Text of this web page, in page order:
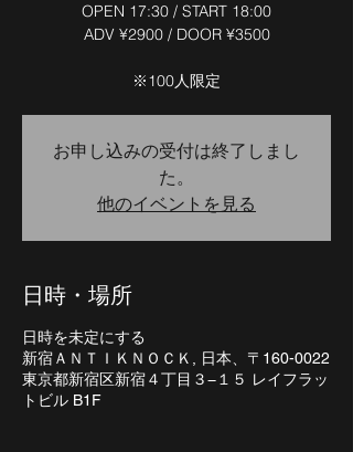
OPEN 17:30 / START 18:00
ADV ¥2900 / DOOR ¥3500
※100人限定
お申し込みの受付は終了しまし
た。
他のイベントを見る
日時・場所
日時を未定にする
新宿ＡＮＴＩＫＮＯＣＫ, 日本、〒160-0022
東京都新宿区新宿４丁目３−１５ レイフラッ
トビル B1F